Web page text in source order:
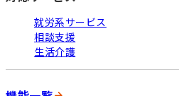
就労系サービス
相談支援
生活介護